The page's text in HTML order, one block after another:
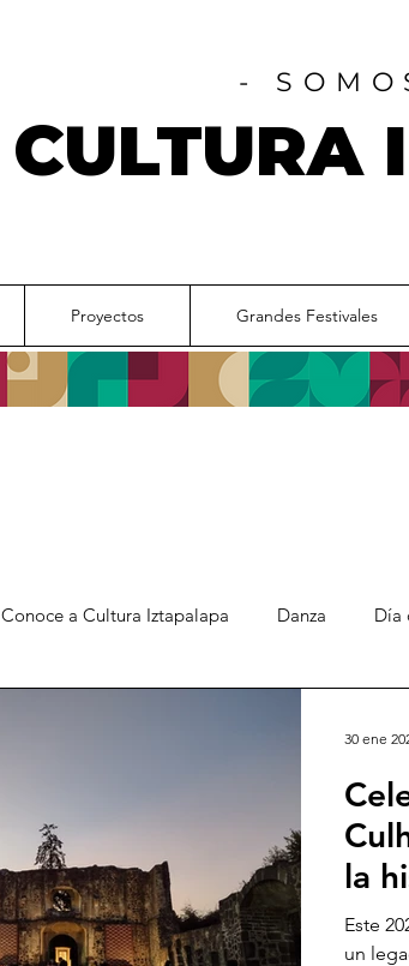
-
CULTURA
Proyectos Grandes Festivales
Conoce a Cultura Iztapalapa Danza Día
la
Este
un
30 ene